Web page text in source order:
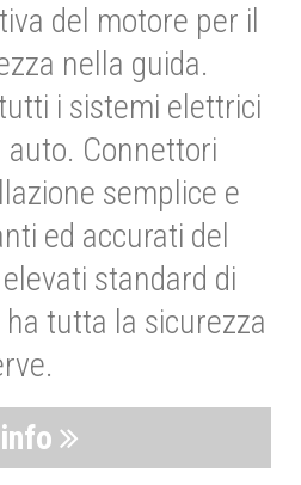
del motore per il
nella guida.
i sistemi elettrici
auto. Connettori
semplice e
ed accurati del
standard di
tutta la sicurezza